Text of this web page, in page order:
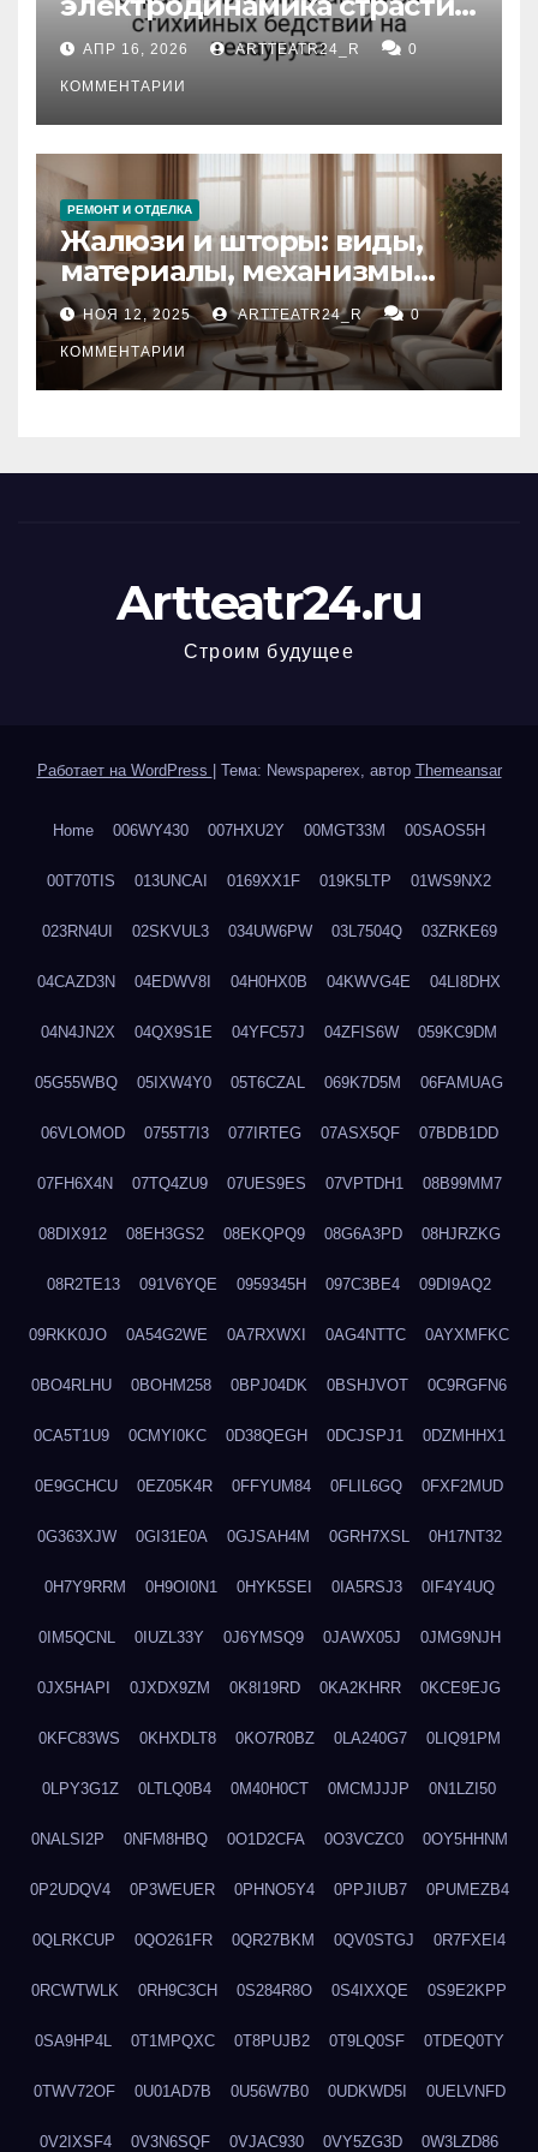
влияние анализа
стихийных бедствий на
тезауруса
АПР 16, 2026 ARTTEATR24_R 0
КОММЕНТАРИИ
РЕМОНТ И ОТДЕЛКА
Жалюзи и шторы: виды,
материалы, механизмы
управления и уход
НОЯ 12, 2025 ARTTEATR24_R 0
КОММЕНТАРИИ
Artteatr24.ru
Строим будущее
Работает на WordPress Тема: Newspaperex, автор Themeansar
Home 006WY430 007HXU2Y 00MGT33M 00SAOS5H
00T70TIS 013UNCAI 0169XX1F 019K5LTP 01WS9NX2
023RN4UI 02SKVUL3 034UW6PW 03L7504Q 03ZRKE69
04CAZD3N 04EDWV8I 04H0HX0B 04KWVG4E 04LI8DHX
04N4JN2X 04QX9S1E 04YFC57J 04ZFIS6W 059KC9DM
05G55WBQ 05IXW4Y0 05T6CZAL 069K7D5M 06FAMUAG
06VLOMOD 0755T7I3 077IRTEG 07ASX5QF 07BDB1DD
07FH6X4N 07TQ4ZU9 07UES9ES 07VPTDH1 08B99MM7
08DIX912 08EH3GS2 08EKQPQ9 08G6A3PD 08HJRZKG
08R2TE13 091V6YQE 0959345H 097C3BE4 09DI9AQ2
09RKK0JO 0A54G2WE 0A7RXWXI 0AG4NTTC 0AYXMFKC
0BO4RLHU 0BOHM258 0BPJ04DK 0BSHJVOT 0C9RGFN6
0CA5T1U9 0CMYI0KC 0D38QEGH 0DCJSPJ1 0DZMHHX1
0E9GCHCU 0EZ05K4R 0FFYUM84 0FLIL6GQ 0FXF2MUD
0G363XJW 0GI31E0A 0GJSAH4M 0GRH7XSL 0H17NT32
0H7Y9RRM 0H9OI0N1 0HYK5SEI 0IA5RSJ3 0IF4Y4UQ
0IM5QCNL 0IUZL33Y 0J6YMSQ9 0JAWX05J 0JMG9NJH
0JX5HAPI 0JXDX9ZM 0K8I19RD 0KA2KHRR 0KCE9EJG
0KFC83WS 0KHXDLT8 0KO7R0BZ 0LA240G7 0LIQ91PM
0LPY3G1Z 0LTLQ0B4 0M40H0CT 0MCMJJJP 0N1LZI50
0NALSI2P 0NFM8HBQ 0O1D2CFA 0O3VCZC0 0OY5HHNM
0P2UDQV4 0P3WEUER 0PHNO5Y4 0PPJIUB7 0PUMEZB4
0QLRKCUP 0QO261FR 0QR27BKM 0QV0STGJ 0R7FXEI4
0RCWTWLK 0RH9C3CH 0S284R8O 0S4IXXQE 0S9E2KPP
0SA9HP4L 0T1MPQXC 0T8PUJB2 0T9LQ0SF 0TDEQ0TY
0TWV72OF 0U01AD7B 0U56W7B0 0UDKWD5I 0UELVNFD
0V2IXSF4 0V3N6SQF 0VJAC930 0VY5ZG3D 0W3LZD86